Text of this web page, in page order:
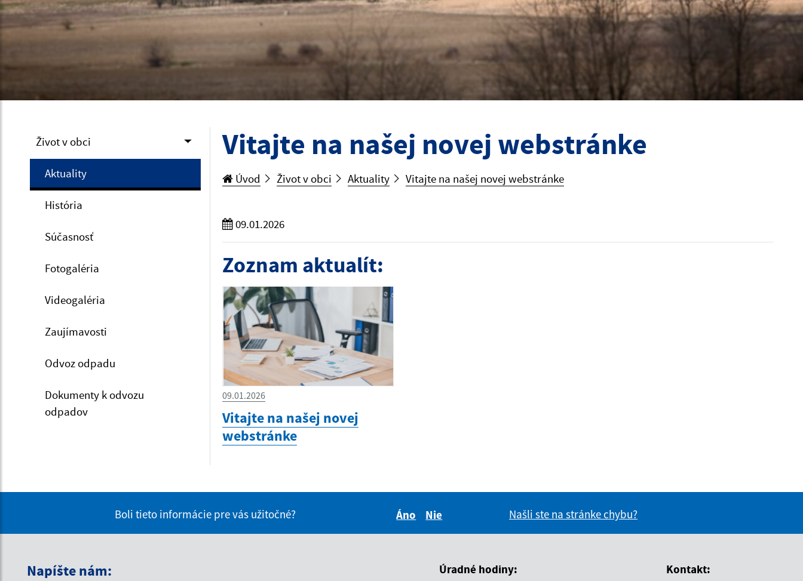
Život v obci
Aktuality
História
Súčasnosť
Fotogaléria
Videogaléria
Zaujímavosti
Odvoz odpadu
Dokumenty k odvozu
odpadov
Vitajte na našej novej webstránke
Úvod Život v obci Aktuality Vitajte na našej novej webstránke
09.01.2026
Zoznam aktualít:
09.01.2026
Vitajte na našej novej
webstránke
Boli tieto informácie pre vás užitočné?
Áno
Nie
Našli ste na stránke chybu?
Napíšte nám: Úradné hodiny: Kontakt: